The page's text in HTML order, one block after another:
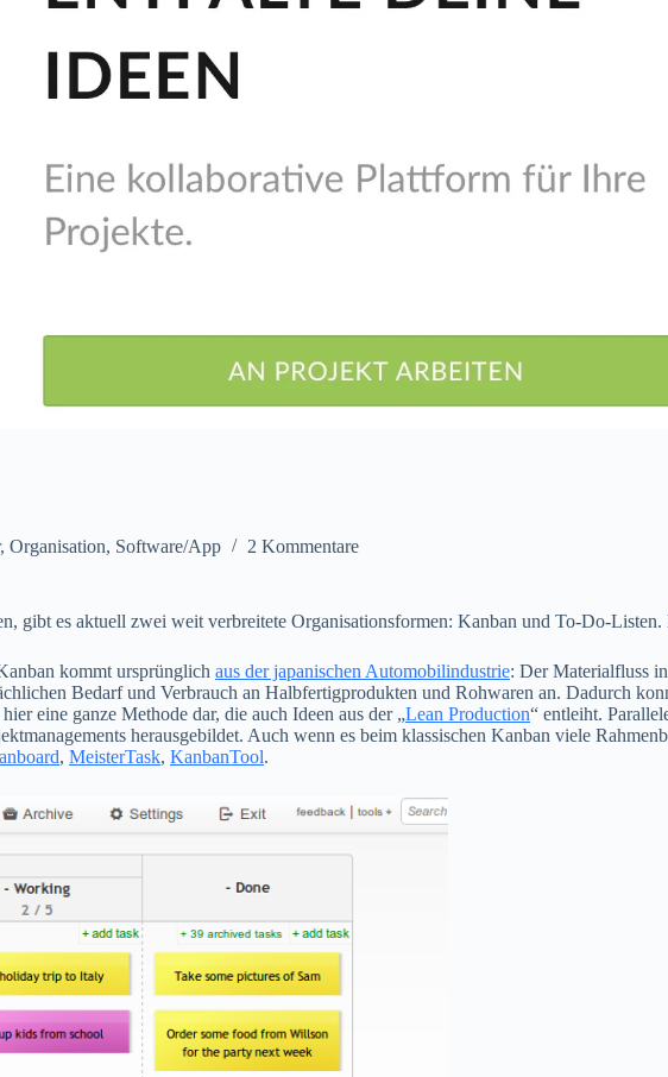
, Organisation, Software/App 2 Kommentare
gibt es aktuell zwei weit verbreitete Organisationsformen: Kanban und To-Do-
kommt ursprünglich aus der japanischen Automobilindustrie: Der Materialfluss
Bedarf und Verbrauch an Halbfertigprodukten und Rohwaren an. Dadurch
eine ganze Methode dar, die auch Ideen aus der „Lean Production“ entleiht.
herausgebildet. Auch wenn es beim klassischen Kanban viele
, MeisterTask, KanbanTool.